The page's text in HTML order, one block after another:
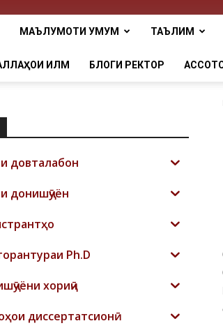
МАЪЛУМОТИ УМУМӢ ТАЪЛИМ
ИЛМӢ БЛОГИ РЕКТОР
довталабон
донишҷӯён
Ph.D
хориҷӣ
диссертатсионӣ